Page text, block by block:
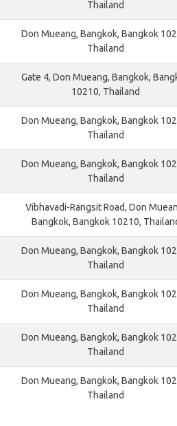
Thailand
Don Mueang, Bangkok, Bangkok
Thailand
Gate 4, Don Mueang, Bangkok,
10210, Thailand
Don Mueang, Bangkok, Bangkok
Thailand
Don Mueang, Bangkok, Bangkok
Thailand
Vibhavadi-Rangsit Road, Don
Bangkok, Bangkok 10210,
Don Mueang, Bangkok, Bangkok
Thailand
Don Mueang, Bangkok, Bangkok
Thailand
Don Mueang, Bangkok, Bangkok
Thailand
Don Mueang, Bangkok, Bangkok
Thailand